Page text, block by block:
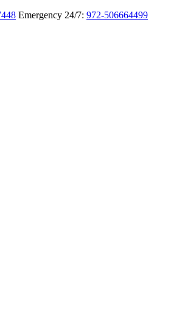
Emergency 24/7: 972-506664499